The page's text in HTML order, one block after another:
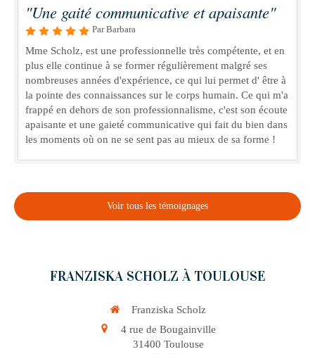
"Une gaité communicative et apaisante"
Par Barbara
Mme Scholz, est une professionnelle très compétente, et en
plus elle continue à se former régulièrement malgré ses
nombreuses années d'expérience, ce qui lui permet d' être à
la pointe des connaissances sur le corps humain. Ce qui m'a
frappé en dehors de son professionnalisme, c'est son écoute
apaisante et une gaieté communicative qui fait du bien dans
les moments où on ne se sent pas au mieux de sa forme !
Voir tous les témoignages
FRANZISKA SCHOLZ À TOULOUSE
Franziska Scholz
4 rue de Bougainville
31400 Toulouse